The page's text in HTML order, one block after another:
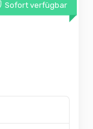
Sofort verfügbar